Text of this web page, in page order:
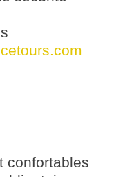
confortables